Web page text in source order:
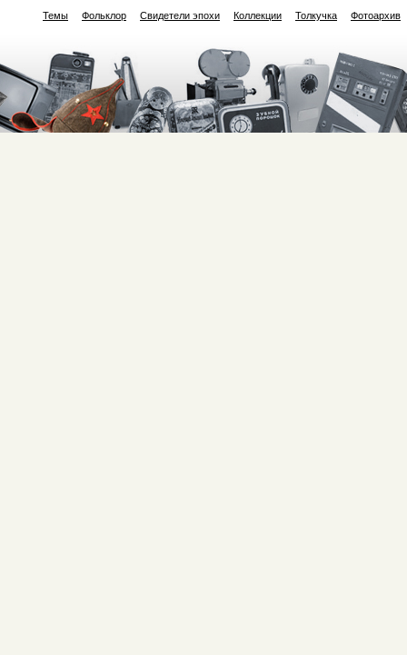
Темы Фольклор Свидетели эпохи Коллекции Толкучка Фотоархив